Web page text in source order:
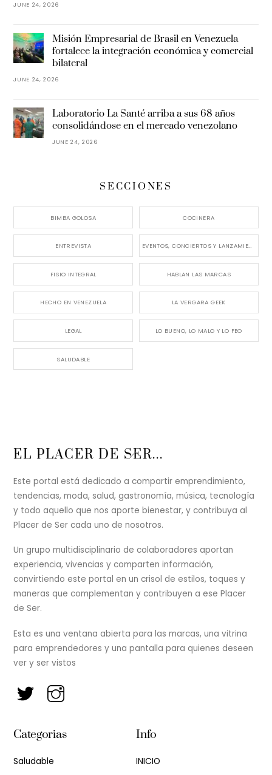
JUNE 24, 2026
Misión Empresarial de Brasil en Venezuela
fortalece la integración económica y comercial
bilateral
JUNE 24, 2026
Laboratorio La Santé arriba a sus 68 años
consolidándose en el mercado venezolano
JUNE 24, 2026
SECCIONES
BIMBA GOLOSA COCINERA
ENTREVISTA EVENTOS, CONCIERTOS Y LANZAMIENTOS
FISIO INTEGRAL HABLAN LAS MARCAS
HECHO EN VENEZUELA LA VERGARA GEEK
LEGAL LO BUENO, LO MALO Y LO FEO
SALUDABLE
Back
Top
EL PLACER DE SER...
Este portal está dedicado a compartir emprendimiento,
tendencias, moda, salud, gastronomía, música, tecnología
y todo aquello que nos aporte bienestar, y contribuya al
Placer de Ser cada uno de nosotros.
Un grupo multidisciplinario de colaboradores aportan
experiencia, vivencias y comparten información,
convirtiendo este portal en un crisol de estilos, toques y
maneras que complementan y contribuyen a ese Placer
de Ser.
Esta es una ventana abierta para las marcas, una vitrina
para emprendedores y una pantalla para quienes deseen
ver y ser vistos
Categorias
Saludable
Info
INICIO